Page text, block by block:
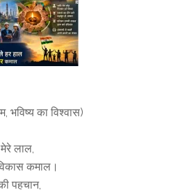
भविष्य का विश्वास)
मेरे लाल,
कमाल।
पहचान,